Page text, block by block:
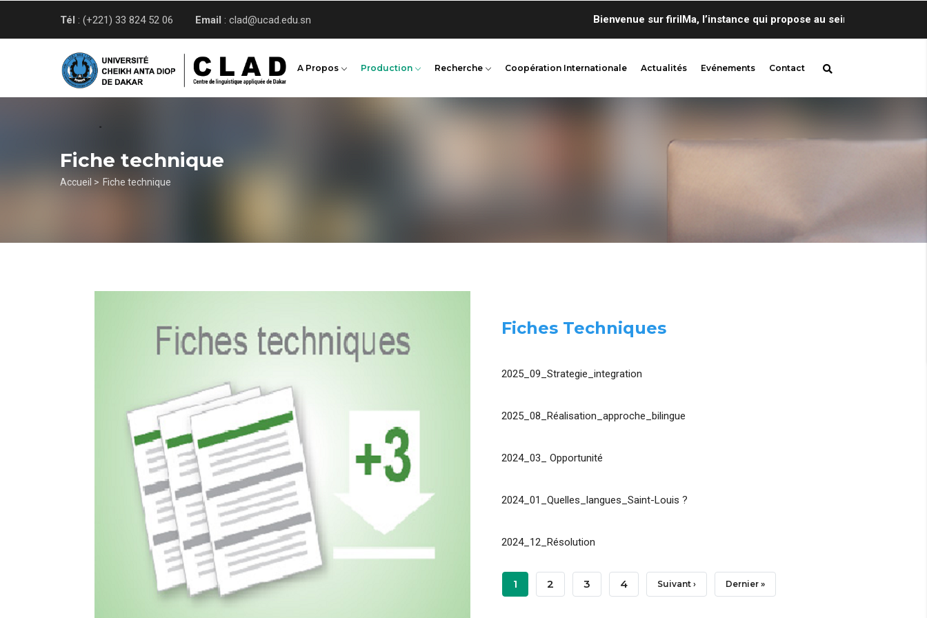
Tél : (+221) 33 824 52 06 Email : clad@ucad.edu.sn Bienvenue sur firilMa, l’instance qui propose au sein de Centre de
A Propos Production Recherche Coopération Internationale Actualités Evénements Contact
Fiche technique
Fil
Accueil > Fiche technique
Fiches Techniques
2025_09_Strategie_integration
2025_08_Réalisation_approche_bilingue
2024_03_ Opportunité
2024_01_Quelles_langues_Saint-Louis ?
2024_12_Résolution
Pagination
Page
1 Page
2 Page
3 Page
4 Page
Suivant › Dernière
Dernier »